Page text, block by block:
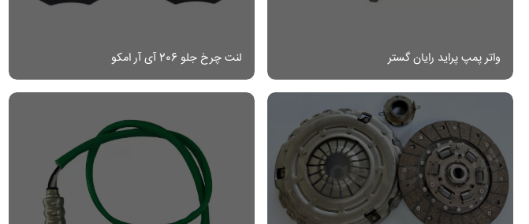
واتر پمپ پراید رایان گستر لنت چرخ جلو 206 آی آر امکو